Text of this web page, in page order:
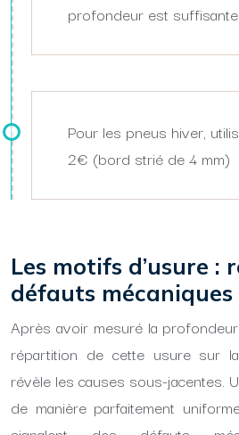
profondeur est suffisante
Pour les pneus hiver,
2€ (bord strié de 4 mm)
Les motifs d’usure :
défauts mécaniques
Après avoir mesuré la profondeur
répartition de cette usure sur
révèle les causes sous-jacentes.
de manière parfaitement